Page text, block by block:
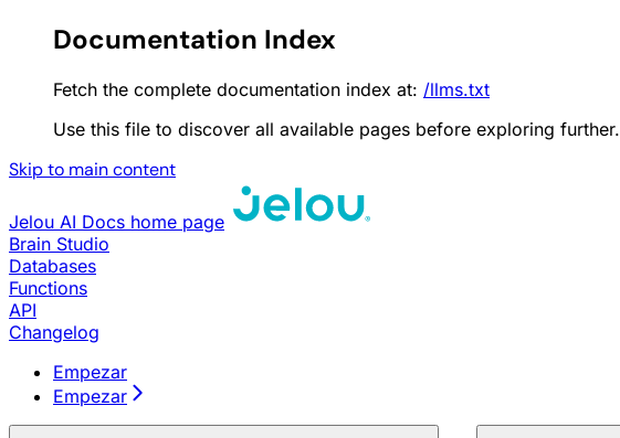
Documentation Index
Fetch the complete documentation index at: /llms.txt
Use this file to discover all available pages before exploring further.
Skip to main content
Jelou AI Docs home page
Brain Studio
Databases
Functions
API
Changelog
Empezar
Empezar